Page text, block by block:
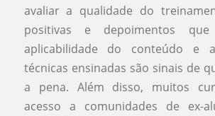
avaliar a qualidade do
positivas e depoimentos
aplicabilidade do conteúdo e
técnicas ensinadas são sinais de
a pena. Além disso, muitos
acesso a comunidades de ex-